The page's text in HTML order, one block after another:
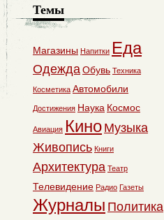
Темы
Магазины Напитки Еда
ОдеждаОбувь Техника
Косметика Автомобили
Достижения Наука Космос
Авиация Кино Музыка
Живопись Книги
Архитектура Театр
Телевидение Радио Газеты
Журналы Политика